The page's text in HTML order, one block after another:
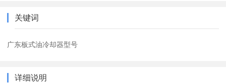
关键词
广东板式油冷却器型号
详细说明